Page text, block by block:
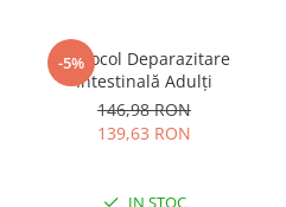
-5%
Protocol Deparazitare
Intestinală Adulți
146,98 RON
139,63 RON
IN STOC